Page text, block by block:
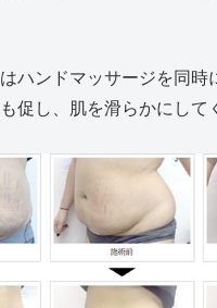
ハンドマッサージを同時
促し、肌を滑らかにして